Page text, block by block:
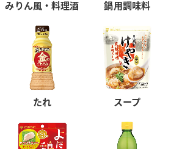
みりん風・料理酒 鍋用調味料
たれ スープ